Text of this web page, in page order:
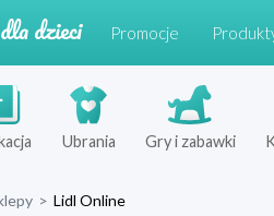
Promocje
Ubrania Gry i zabawki
> Lidl Online